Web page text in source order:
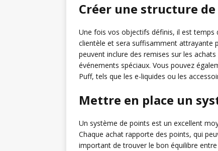
Créer une structure
Une fois vos objectifs définis, il est temps
clientèle et sera suffisamment attrayante
peuvent inclure des remises sur les
événements spéciaux. Vous pouvez
Puff, tels que les e-liquides ou les
Mettre en place un
Un système de points est un excellent
Chaque achat rapporte des points, qui
important de trouver le bon équilibre